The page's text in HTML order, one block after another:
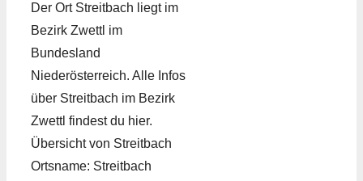
Der Ort Streitbach liegt im
Bezirk Zwettl im
Bundesland
Niederösterreich. Alle Infos
über Streitbach im Bezirk
Zwettl findest du hier.
Übersicht von Streitbach
Ortsname: Streitbach